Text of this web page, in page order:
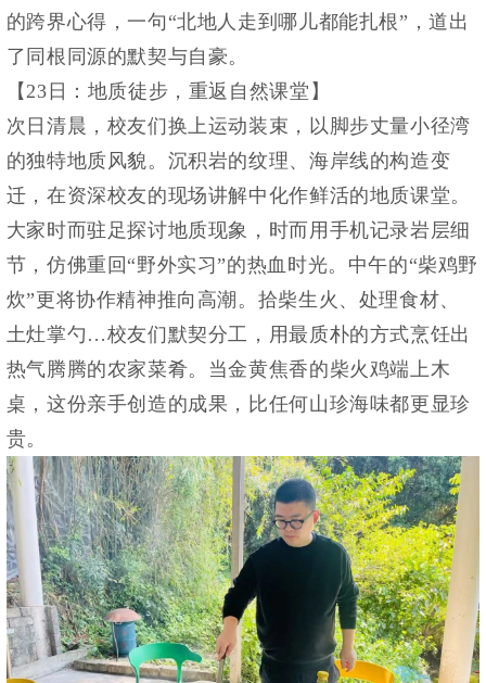
的跨界心得，一句“北地人走到哪儿都能扎根”，道出
了同根同源的默契与自豪。
【23日：地质徒步，重返自然课堂】
次日清晨，校友们换上运动装束，以脚步丈量小径湾
的独特地质风貌。沉积岩的纹理、海岸线的构造变
迁，在资深校友的现场讲解中化作鲜活的地质课堂。
大家时而驻足探讨地质现象，时而用手机记录岩层细
节，仿佛重回“野外实习”的热血时光。中午的“柴鸡野
炊”更将协作精神推向高潮。拾柴生火、处理食材、
土灶掌勺…校友们默契分工，用最质朴的方式烹饪出
热气腾腾的农家菜肴。当金黄焦香的柴火鸡端上木
桌，这份亲手创造的成果，比任何山珍海味都更显珍
贵。